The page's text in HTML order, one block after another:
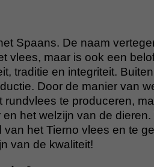
Spaans. De naam
vlees, maar is ook een
traditie en integriteit.
Door de manier van
rundvlees te produceren,
het welzijn van de
het Tierno vlees en te
van de kwaliteit!